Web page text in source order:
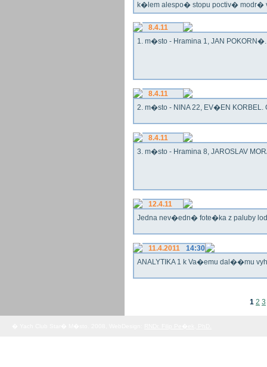
k�lem alespo� stopu poctiv�
8.4.11
1. m�sto - Hramina 1, JAN
8.4.11
2. m�sto - NINA 22, EV�EN KORBEL.
8.4.11
3. m�sto - Hramina 8, JAROSLAV
12.4.11
Jedna nev�edn� fote�ka z paluby
11.4.2011
14:30
ANALYTIKA 1 k Va�emu dal��mu
1 2 3